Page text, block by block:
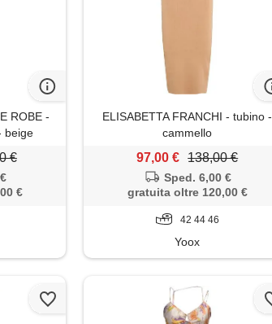
ROBE -
beige
€
€
ELISABETTA FRANCHI - tubino -
cammello
97,00 € 138,00 €
Sped. 6,00 €
gratuita oltre 120,00 €
42 44 46
Yoox